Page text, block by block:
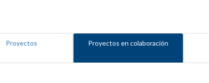
Proyectos Proyectos en colaboración